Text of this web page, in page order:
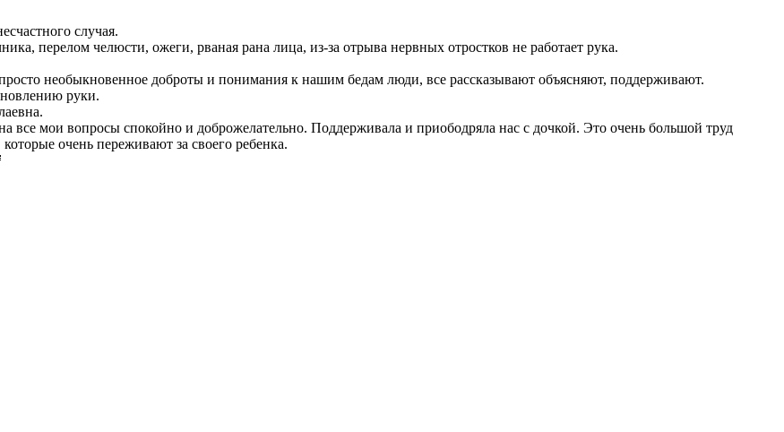
случая.
перелом челюсти, ожеги, рваная рана лица, из-за отрыва нервных отростков не работает рука.
необыкновенное доброты и понимания к нашим бедам люди, все рассказывают объясняют, поддерживают.
руки.
все мои вопросы спокойно и доброжелательно. Поддерживала и приободряла нас с дочкой. Это очень большой труд
очень переживают за своего ребенка.